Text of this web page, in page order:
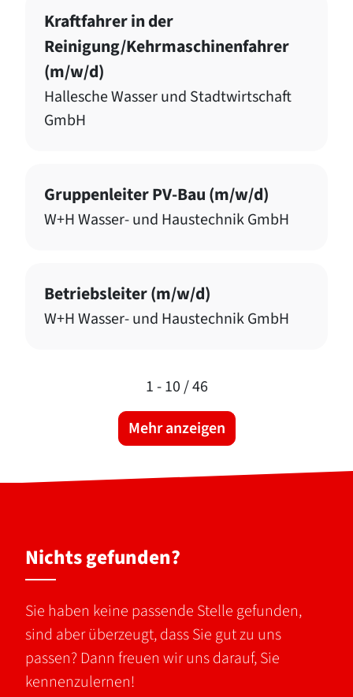
Kraftfahrer in der
Reinigung/Kehrmaschinenfahrer
(m/w/d)
Hallesche Wasser und Stadtwirtschaft
GmbH
Gruppenleiter PV-Bau (m/w/d)
W+H Wasser- und Haustechnik GmbH
Betriebsleiter (m/w/d)
W+H Wasser- und Haustechnik GmbH
1 -10/ 46
Mehr anzeigen
Nichts gefunden?
Sie haben keine passende Stelle gefunden,
sind aber überzeugt, dass Sie gut zu uns
passen? Dann freuen wir uns darauf, Sie
kennenzulernen!